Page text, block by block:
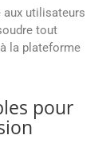
aux utilisateurs
tout
la plateforme
pour